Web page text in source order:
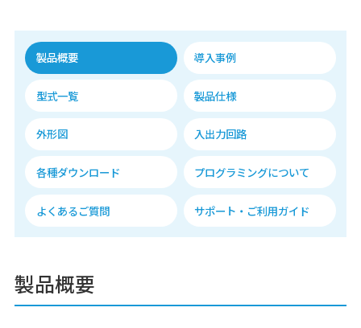
製品概要 導入事例
型式一覧 製品仕様
外形図 入出力回路
各種ダウンロード プログラミングについて
よくあるご質問 サポート・ご利用ガイド
製品概要